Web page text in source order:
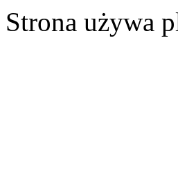
Strona używa